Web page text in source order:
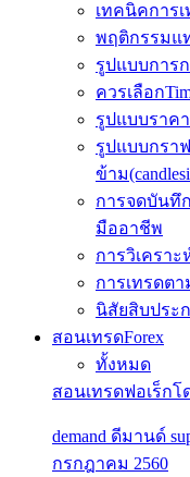
เทคนิคการเ
พฤติกรรมแท่
รูปแบบการ
ควรเลือก
รูปแบบราคา
รูปแบบกรา
ข้าม
การจดบันทึ
มืออาชีพ
การวิเครา
การเทรดต
นิสัยสิบประ
สอนเทรดForex
ทั้งหมด
สอนเทรดฟอเร็กโ
demand ดีมานด์
กรกฎาคม 2560